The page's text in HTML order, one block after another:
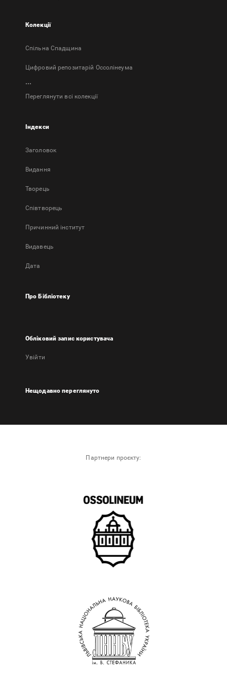
Колекції
Спільна Спадщина
Цифровий репозитарій Оссолінеума
...
Переглянути всі колекції
Індекси
Заголовок
Bидання
Творець
Співтворець
Причинний інститут
Видавець
Дата
Про Бібліотеку
Обліковий запис користувача
Увійти
Нещодавно переглянуто
Партнери проєкту: